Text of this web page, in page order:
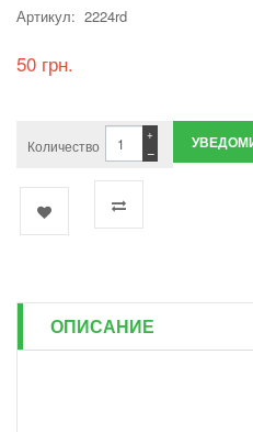
Артикул: 2224rd
50 грн.
Количество −
+
ОПИСАНИЕ